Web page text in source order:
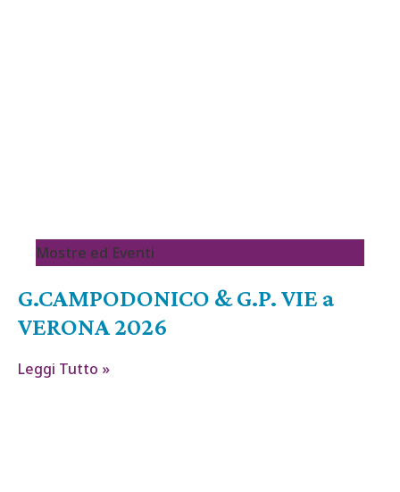
Mostre ed Eventi
G.CAMPODONICO & G.P. VIE a
VERONA 2026
Leggi Tutto »